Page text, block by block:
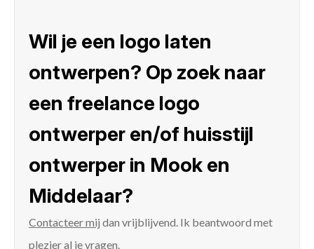
Wil je een logo laten
ontwerpen? Op zoek naar
een freelance logo
ontwerper en/of huisstijl
ontwerper in Mook en
Middelaar?
Contacteer mij dan vrijblijvend. Ik beantwoord met
plezier al je vragen.